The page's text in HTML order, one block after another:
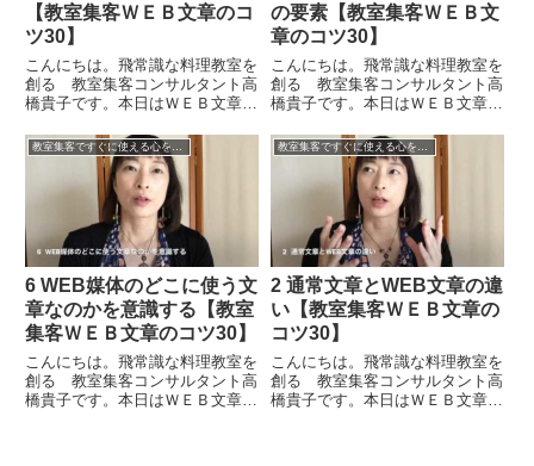
【教室集客ＷＥＢ文章のコ
ツ30】
こんにちは。飛常識な料理教室を
創る 教室集客コンサルタント高
橋貴子です。本日はＷＥＢ文章の
かす文章術」についてお話をした
いと思います。ブログに生かす文
章術ということで、ブログの一番
の特徴は即時性とライブ感で
の要素【教室集客ＷＥＢ文
章のコツ30】
こんにちは。飛常識な料理教室を
創る 教室集客コンサルタント高
橋貴子です。本日はＷＥＢ文章の
ール文章の８つの要素」について
お伝えをしたいと思います。前回
までのところでプロフィール文章
の要素をご用意いただきまし
6 WEB媒体のどこに使う文
章なのかを意識する【教室
集客ＷＥＢ文章のコツ30】
こんにちは。飛常識な料理教室を
創る 教室集客コンサルタント高
橋貴子です。本日はＷＥＢ文章の
2 通常文章とWEB文章の違
い【教室集客ＷＥＢ文章の
コツ30】
こんにちは。飛常識な料理教室を
創る 教室集客コンサルタント高
橋貴子です。本日はＷＥＢ文章の